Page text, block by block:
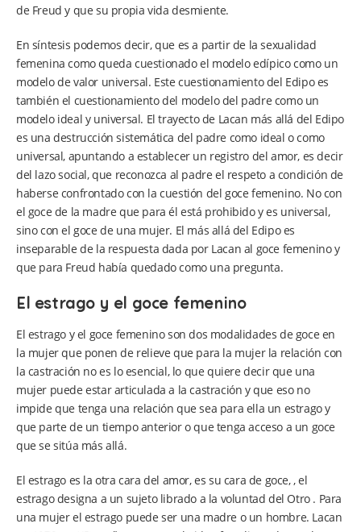
de Freud y que su propia vida desmiente.
En síntesis podemos decir, que es a partir de la sexualidad
femenina como queda cuestionado el modelo edípico como un
modelo de valor universal. Este cuestionamiento del Edipo es
también el cuestionamiento del modelo del padre como un
modelo ideal y universal. El trayecto de Lacan más allá del Edipo
es una destrucción sistemática del padre como ideal o como
universal, apuntando a establecer un registro del amor, es decir
del lazo social, que reconozca al padre el respeto a condición de
haberse confrontado con la cuestión del goce femenino. No con
el goce de la madre que para él está prohibido y es universal,
sino con el goce de una mujer. El más allá del Edipo es
inseparable de la respuesta dada por Lacan al goce femenino y
que para Freud había quedado como una pregunta.
El estrago y el goce femenino
El estrago y el goce femenino son dos modalidades de goce en
la mujer que ponen de relieve que para la mujer la relación con
la castración no es lo esencial, lo que quiere decir que una
mujer puede estar articulada a la castración y que eso no
impide que tenga una relación que sea para ella un estrago y
que parte de un tiempo anterior o que tenga acceso a un goce
que se sitúa más allá.
El estrago es la otra cara del amor, es su cara de goce, , el
estrago designa a un sujeto librado a la voluntad del Otro . Para
una mujer el estrago puede ser una madre o un hombre. Lacan